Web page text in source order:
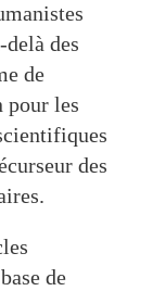
des
de
pour les
des
de